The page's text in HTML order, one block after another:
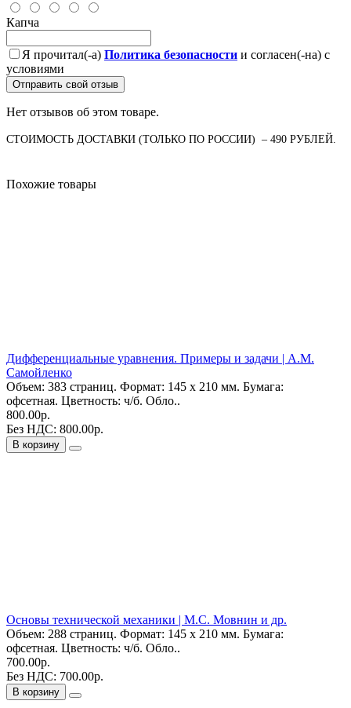
Капча
Я прочитал(-а) Политика безопасности и согласен(-на) с
условиями
Отправить свой отзыв
Нет отзывов об этом товаре.
СТОИМОСТЬ ДОСТАВКИ (ТОЛЬКО ПО РОССИИ) – 490 РУБЛЕЙ.
Похожие товары
Дифференциальные уравнения. Примеры и задачи | А.М.
Самойленко
Объем: 383 страниц. Формат: 145 х 210 мм. Бумага:
офсетная. Цветность: ч/б. Обло..
800.00р.
Без НДС: 800.00р.
В корзину
Основы технической механики | М.С. Мовнин и др.
Объем: 288 страниц. Формат: 145 х 210 мм. Бумага:
офсетная. Цветность: ч/б. Обло..
700.00р.
Без НДС: 700.00р.
В корзину